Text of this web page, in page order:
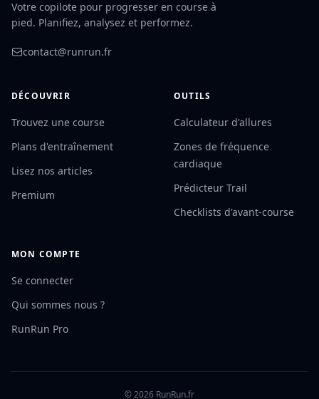
Votre copilote pour progresser en course à
pied. Planifiez, analysez et performez.
contact@runrun.fr
DÉCOUVRIR
Trouvez une course
Plans d'entraînement
Lisez nos articles
Premium
OUTILS
Calculateur d'allures
Zones de fréquence
cardiaque
Prédicteur Trail
Checklists d'avant-course
MON COMPTE
Se connecter
Qui sommes nous ?
RunRun Pro
© 2026 RunRun.fr